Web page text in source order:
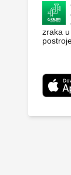
zraka